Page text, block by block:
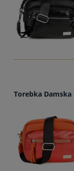
Torebka Damska